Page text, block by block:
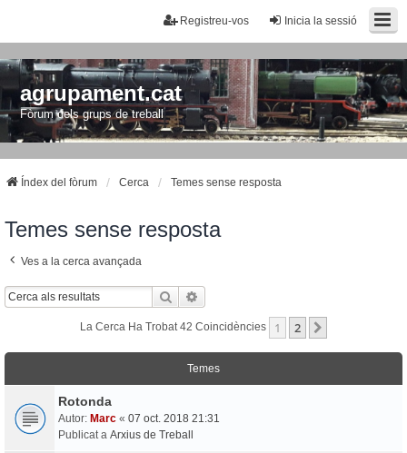
Inicia la sessió
Registreu-vos
agrupament.cat
Fòrum dels grups de treball
Índex del fòrum Cerca Temes sense resposta
Temes sense resposta
Ves a la cerca avançada
Cerca
La Cerca Ha Trobat 42 Coincidències 1 2
Temes
Rotonda
Autor: Marc « 07 oct. 2018 21:31
Publicat a Arxius de Treball